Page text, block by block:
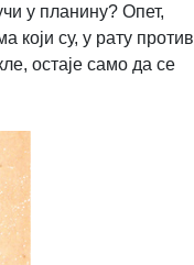
у планину? Опет,
су, у рату против
остаје само да се